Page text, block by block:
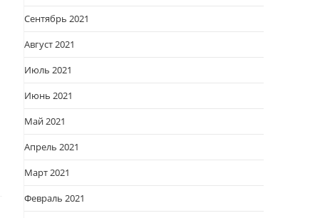
Сентябрь 2021
Август 2021
Июль 2021
Июнь 2021
Май 2021
Апрель 2021
Март 2021
Февраль 2021